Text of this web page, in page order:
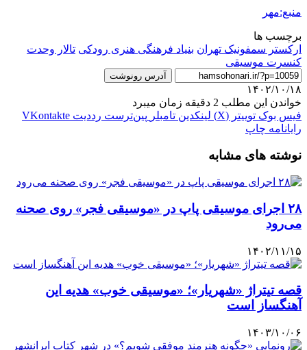
منبع:مهر
برچسب ها
ارکستر سمفونیک تهران بنیاد فرهنگی هنری رودکی تالار وحدت
کنسرت موسیقی
آدرس رونوشت
۱۴۰۲/۱۰/۱۸
خواندن این مطلب 2 دقیقه زمان میبرد
فیس بوک توییتر (X) لینکدین ‫تامبلر ‫پین‌ترست ‫رددیت ‫VKontakte
رایانامه چاپ
نوشته های مشابه
۲۸ اجرای موسیقی پاپ در «موسیقی فجر» روی صحنه
می‌رود
۱۴۰۲/۱۱/۱۵
قصه تیتراژ «شهریار»؛ «موسیقی خوب» هدیه این
آهنگساز است
۱۴۰۳/۱۰/۰۶